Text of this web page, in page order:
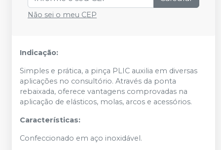
Não sei o meu CEP
Indicação:
Simples e prática, a pinça PLIC auxilia em diversas
aplicações no consultório. Através da ponta
rebaixada, oferece vantagens comprovadas na
aplicação de elásticos, molas, arcos e acessórios.
Características:
Confeccionado em aço inoxidável.